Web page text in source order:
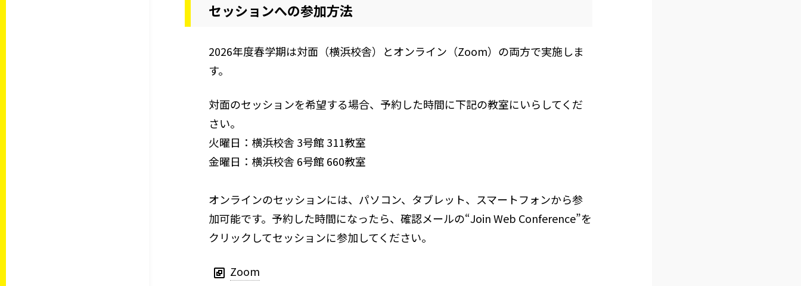
セッションへの参加方法
2026年度春学期は対面（横浜校舎）とオンライン（Zoom）の両方で実施しま
す。
対面のセッションを希望する場合、予約した時間に下記の教室にいらしてくだ
さい。
火曜日：横浜校舎 3号館 311教室
金曜日：横浜校舎 6号館 660教室
オンラインのセッションには、パソコン、タブレット、スマートフォンから参
加可能です。予約した時間になったら、確認メールの“Join Web Conference”を
クリックしてセッションに参加してください。
Zoom